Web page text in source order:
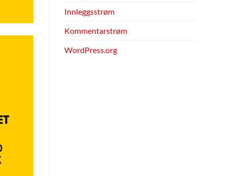
Innleggsstrøm
Kommentarstrøm
WordPress.org